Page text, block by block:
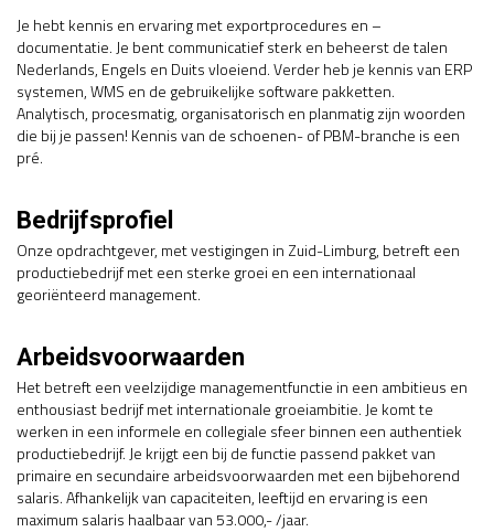
Je hebt kennis en ervaring met exportprocedures en –
documentatie. Je bent communicatief sterk en beheerst de talen
Nederlands, Engels en Duits vloeiend. Verder heb je kennis van ERP
systemen, WMS en de gebruikelijke software pakketten.
Analytisch, procesmatig, organisatorisch en planmatig zijn woorden
die bij je passen! Kennis van de schoenen- of PBM-branche is een
pré.
Bedrijfsprofiel
Onze opdrachtgever, met vestigingen in Zuid-Limburg, betreft een
productiebedrijf met een sterke groei en een internationaal
georiënteerd management.
Arbeidsvoorwaarden
Het betreft een veelzijdige managementfunctie in een ambitieus en
enthousiast bedrijf met internationale groeiambitie. Je komt te
werken in een informele en collegiale sfeer binnen een authentiek
productiebedrijf. Je krijgt een bij de functie passend pakket van
primaire en secundaire arbeidsvoorwaarden met een bijbehorend
salaris. Afhankelijk van capaciteiten, leeftijd en ervaring is een
maximum salaris haalbaar van 53.000,- /jaar.